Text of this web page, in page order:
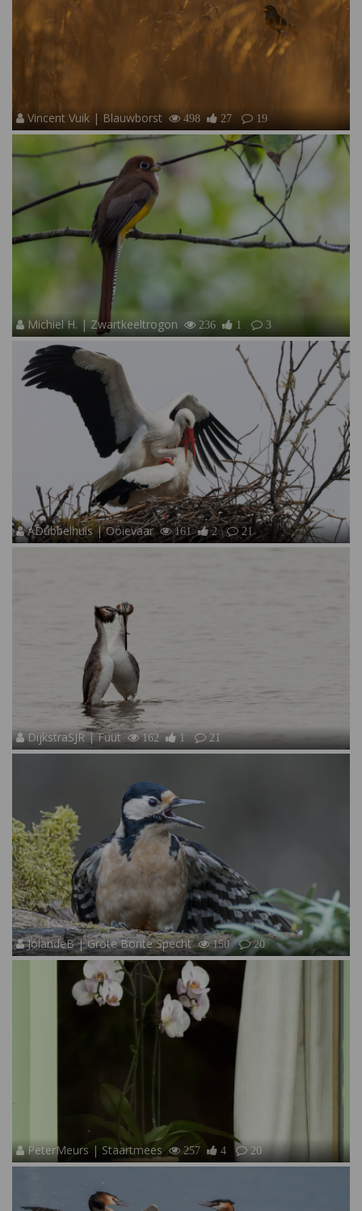
Vincent Vuik | Blauwborst 498 27 19
Michiel H. | Zwartkeeltrogon 236 1 3
ADubbelhuis | Ooievaar 161 2 21
DijkstraSJR | Fuut 162 1 21
JolandeB | Grote Bonte Specht 150 20
PeterMeurs | Staartmees 257 4 20